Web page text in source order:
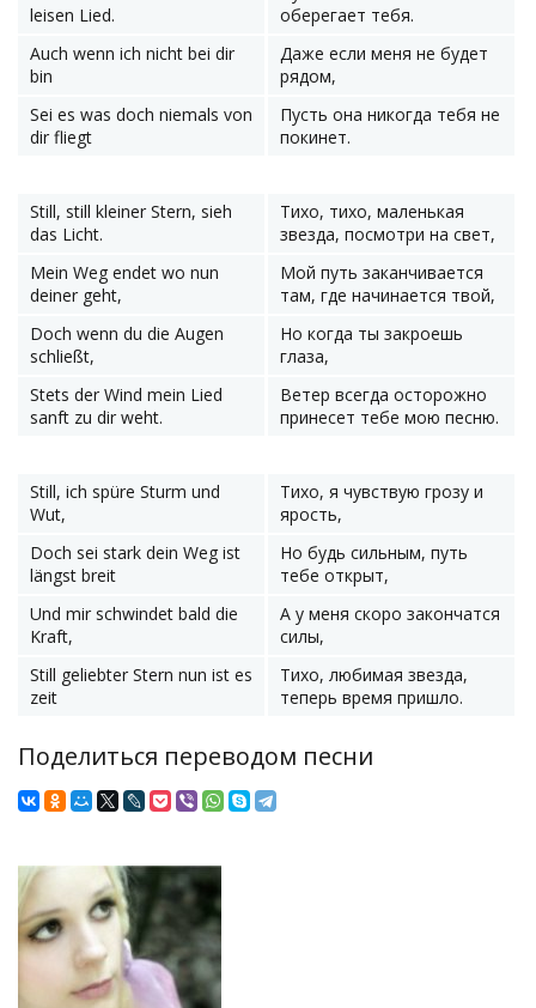
leisen Lied.
оберегает тебя.
Auch wenn ich nicht bei dir
bin
Даже если меня не будет
рядом,
Sei es was doch niemals von
dir fliegt
Пусть она никогда тебя не
покинет.
Still, still kleiner Stern, sieh
das Licht.
Тихо, тихо, маленькая
звезда, посмотри на свет,
Mein Weg endet wo nun
deiner geht,
Мой путь заканчивается
там, где начинается твой,
Doch wenn du die Augen
schließt,
Но когда ты закроешь
глаза,
Stets der Wind mein Lied
sanft zu dir weht.
Ветер всегда осторожно
принесет тебе мою песню.
Still, ich spüre Sturm und
Wut,
Тихо, я чувствую грозу и
ярость,
Doch sei stark dein Weg ist
längst breit
Но будь сильным, путь
тебе открыт,
Und mir schwindet bald die
Kraft,
А у меня скоро закончатся
силы,
Still geliebter Stern nun ist es
zeit
Тихо, любимая звезда,
теперь время пришло.
Поделиться переводом песни